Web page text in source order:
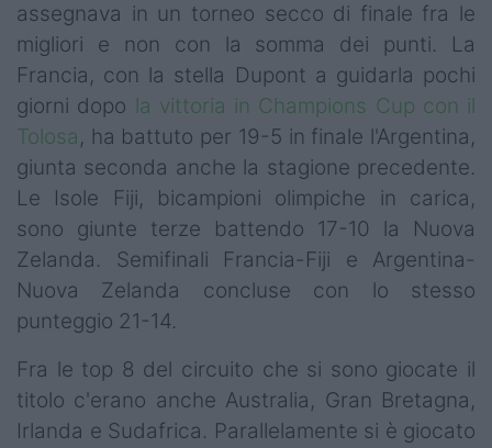
assegnava in un torneo secco di finale fra le
migliori e non con la somma dei punti. La
Francia, con la stella Dupont a guidarla pochi
giorni dopo la vittoria in Champions Cup con il
Tolosa, ha battuto per 19-5 in finale l'Argentina,
giunta seconda anche la stagione precedente.
Le Isole Fiji, bicampioni olimpiche in carica,
sono giunte terze battendo 17-10 la Nuova
Zelanda. Semifinali Francia-Fiji e Argentina-
Nuova Zelanda concluse con lo stesso
punteggio 21-14.
Fra le top 8 del circuito che si sono giocate il
titolo c'erano anche Australia, Gran Bretagna,
Irlanda e Sudafrica. Parallelamente si è giocato